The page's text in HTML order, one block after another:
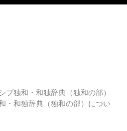
ブ独和・和独辞典（独和の部）
・和独辞典（独和の部）につい